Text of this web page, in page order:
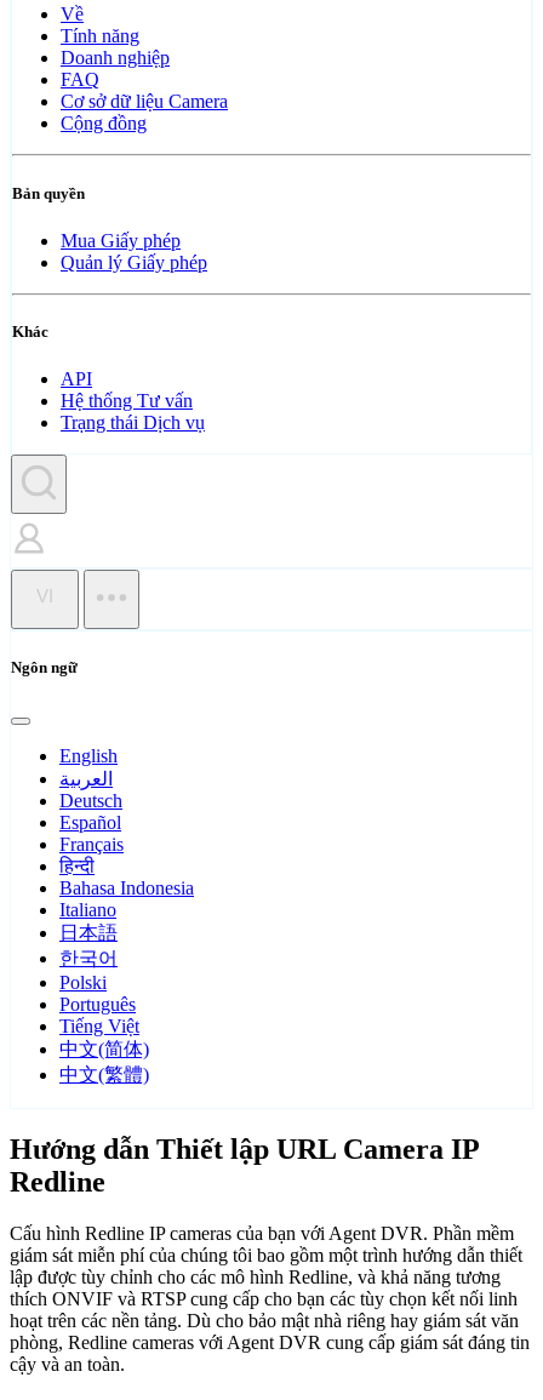
Về
Tính năng
Doanh nghiệp
FAQ
Cơ sở dữ liệu Camera
Cộng đồng
Bản quyền
Mua Giấy phép
Quản lý Giấy phép
Khác
API
Hệ thống Tư vấn
Trạng thái Dịch vụ
VI
Ngôn ngữ
English
العربية
Deutsch
Español
Français
हिन्दी
Bahasa Indonesia
Italiano
日本語
한국어
Polski
Português
Tiếng Việt
中文(简体)
中文(繁體)
Hướng dẫn Thiết lập URL Camera IP
Redline
Cấu hình Redline IP cameras của bạn với Agent DVR. Phần mềm
giám sát miễn phí của chúng tôi bao gồm một trình hướng dẫn thiết
lập được tùy chỉnh cho các mô hình Redline, và khả năng tương
thích ONVIF và RTSP cung cấp cho bạn các tùy chọn kết nối linh
hoạt trên các nền tảng. Dù cho bảo mật nhà riêng hay giám sát văn
phòng, Redline cameras với Agent DVR cung cấp giám sát đáng tin
cậy và an toàn.